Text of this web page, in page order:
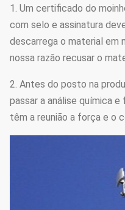
1. Um certificado do
com selo e assinatura
descarrega o material em
nossa razão recusar o
2. Antes do posto na
passar a análise química
têm a reunião a força e o